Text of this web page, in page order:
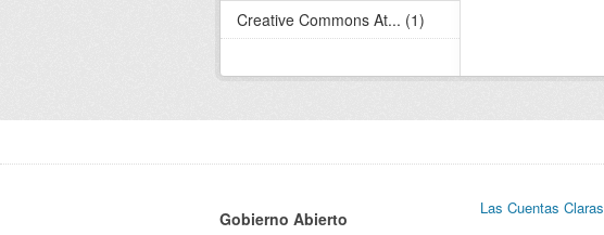
Creative Commons At... (1)
Gobierno Abierto
Las Cuentas Claras